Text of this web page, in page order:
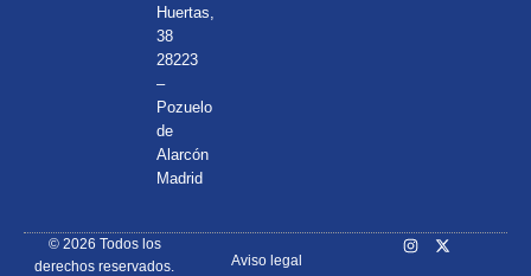
Huertas,
38
28223
–
Pozuelo
de
Alarcón
Madrid
© 2026 Todos los
derechos reservados.
Aviso legal